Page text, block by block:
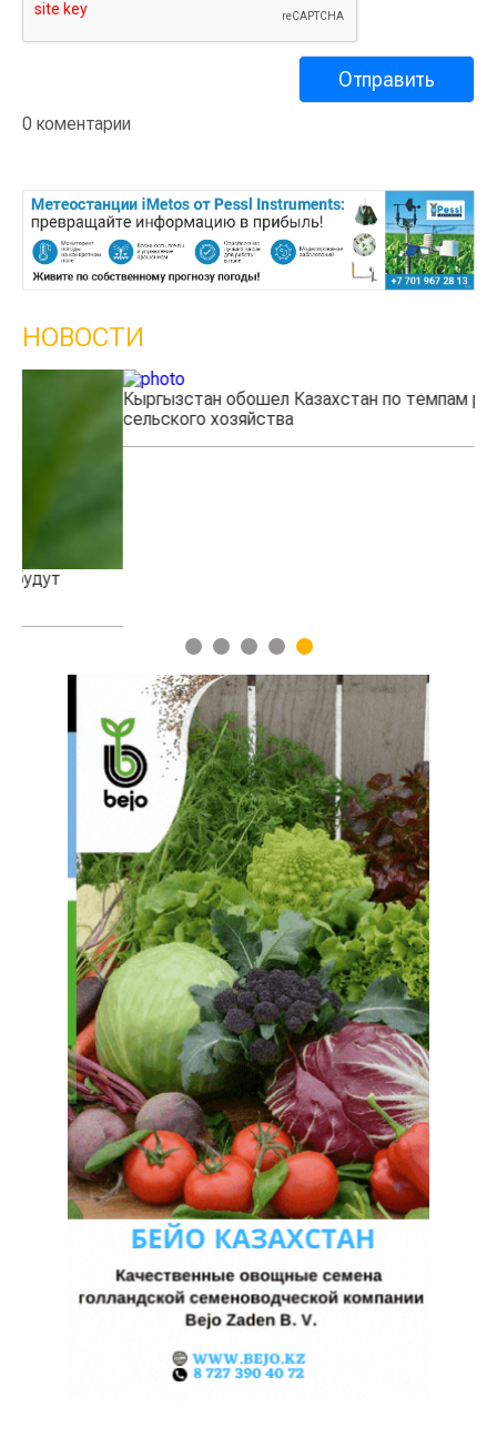
0 коментарии
НОВОСТИ
Кыргызстан обошел Казахстан по темпам роста
сельского хозяйства
1 2 3 4 5